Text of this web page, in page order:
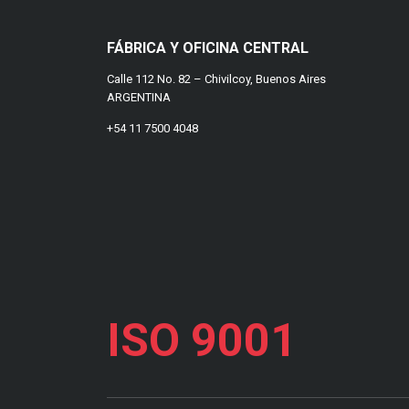
FÁBRICA Y OFICINA CENTRAL
Calle 112 No. 82 – Chivilcoy, Buenos Aires
ARGENTINA
+54 11 7500 4048
ISO 9001